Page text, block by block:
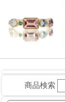
商品検索